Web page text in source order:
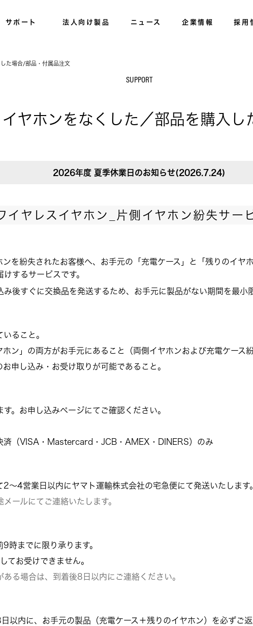
サポート 法人向け製品 ニュース 企業情報 採用
た場合/部品・付属品注文
SUPPORT
イヤホンをなくした／部品を購入し
2026年度 夏季休業日のお知らせ(2026.7.24)
イヤレスイヤホン_片側イヤホン紛失サー
を紛失されたお客様へ、お手元の「充電ケース」と「残りのイヤ
するサービスです。
後すぐに交換品を発送するため、お手元に製品がない期間を最小
ること。
ホン」の両方がお手元にあること（両側イヤホンおよび充電ケース
申し込み・お受け取りが可能であること。
。お申し込みページにてご確認ください。
済（VISA・Mastercard・JCB・AMEX・DINERS）のみ
～4営業日以内にヤマト運輸株式会社の宅急便にて発送いたします
ールにてご連絡いたします。
時までに限り承ります。
てお受けできません。
る場合は、到着後8日以内にご連絡ください。
以内に、お手元の製品（充電ケース＋残りのイヤホン）を必ずご